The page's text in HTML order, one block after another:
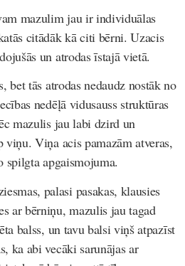
mazulim jau ir individuālas
citādāk kā citi bērni. Uzacis
un atrodas īstajā vietā.
bet tās atrodas nedaudz nostāk no
nedēļā vidusauss struktūras
mazulis jau labi dzird un
viņu. Viņa acis pamazām atveras,
spilgta apgaismojuma.
palasi pasakas, klausies
ar bērniņu, mazulis jau tagad
balss, un tavu balsi viņš atpazīst
ka abi vecāki sarunājas ar